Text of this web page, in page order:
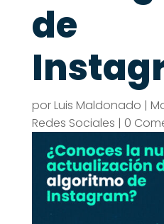
de
porLuis Maldonado |
Redes Sociales | 0